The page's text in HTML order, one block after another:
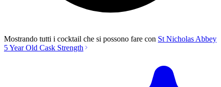
Mostrando tutti i cocktail che si possono fare con St Nicholas Abbey
5 Year Old Cask Strength